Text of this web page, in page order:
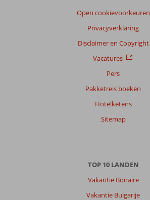
Open cookievoorkeuren
Privacyverklaring
Disclaimer en Copyright
Vacatures
Pers
Pakketreis boeken
Hotelketens
Sitemap
TOP 10 LANDEN
Vakantie Bonaire
Vakantie Bulgarije